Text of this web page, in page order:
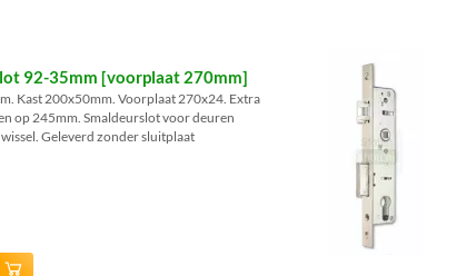
92-35mm [voorplaat 270mm]
Kast 200x50mm. Voorplaat 270x24. Extra
op 245mm. Smaldeurslot voor deuren
Geleverd zonder sluitplaat